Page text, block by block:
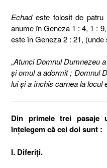
Echadeste folosit de patru
anume în Geneza 1 : 4, 1 :
este în Geneza 2 : 21, (unde
„Atunci DomnulDumnezeu
şi omul a adormit ; Domnul
lui şi a închis carnea la locul
Din primele trei pasaje
înţelegem că cei doi sunt :
I. Diferiţi.